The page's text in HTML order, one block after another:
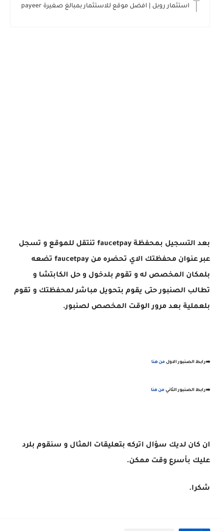
استثمار روبل | افضل موقع للاستثمار بمبالغ صغيرة payeer
بعد التسجيل بمحفظة faucetpay تنتقل للموقع و تسجل
عبر عنوان محفظتك الاي تحضره من faucetpay تضعه
بلمكان المخصص له و تقوم بلدخول و حل الكابتشا و
تطالب الصنبور حتى يقوم بتحويل مباشر لمحفظتك و تقوم
بلعملية بعد مرور الوقت المخصص لصنبور.
➡️رابط الصنبور الاول من هنا
➡️رابط الصنبور الثاني من هنا
ان كان لديك سؤال اتركه بتعليقات المثال و سنقوم بلرد
عليك بأسرع وقت ممكن.
شكرا.